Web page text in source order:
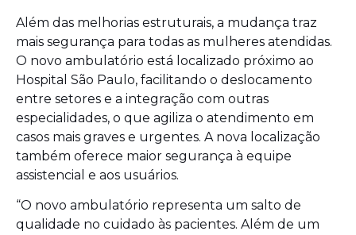
Além das melhorias estruturais, a mudança traz
mais segurança para todas as mulheres atendidas.
O novo ambulatório está localizado próximo ao
Hospital São Paulo, facilitando o deslocamento
entre setores e a integração com outras
especialidades, o que agiliza o atendimento em
casos mais graves e urgentes. A nova localização
também oferece maior segurança à equipe
assistencial e aos usuários.
“O novo ambulatório representa um salto de
qualidade no cuidado às pacientes. Além de um